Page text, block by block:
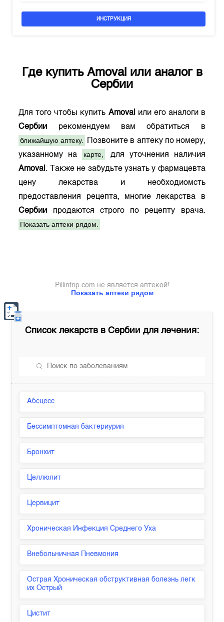
ИНСТРУКЦИЯ
Где купить Amovalили аналог в
Сербии
Для того чтобы купить Amoval или его аналоги в
Сербии рекомендуем вам обратиться в
ближайшую аптеку.
Позвоните в аптеку по номеру,
указанному на
карте,
для уточнения наличия
Amoval . Также не забудьте узнать у фармацевта
цену лекарства и необходиомсть
предоставления рецепта, многие лекарства в
Сербии продаются строго по рецепту врача.
Показать аптеки рядом.
Показать аптеки рядом
Pillintrip.com не является аптекой!
Список лекарств в Сербии для лечения:
Абсцесс
Бессимптомная бактериурия
Бронхит
Целлюлит
Цервицит
Хроническая Инфекция Среднего Уха
Внебольничная Пневмония
Острая Хроническая обструктивная болезнь легк
их Острый
Цистит